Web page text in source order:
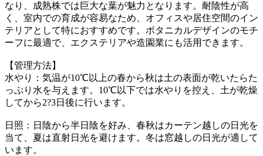
なり、成熟株では巨大な葉が魅力となります。耐陰性が高
く、室内での育成が容易なため、オフィスや居住空間のイン
テリアとして特におすすめです。ボタニカルデザインのモチ
ーフに最適で、エクステリアや造園業にも活用できます。
【管理方法】
水やり：気温が10℃以上の春から秋は土の表面が乾いたらた
っぷり水を与えます。10℃以下では水やりを控え、土が乾燥
してから2?3日後に行います。
日照：日陰から半日陰を好み、春秋はカーテン越しの日光を
当て、夏は直射日光を避けます。冬は窓越しの日光が適して
います。